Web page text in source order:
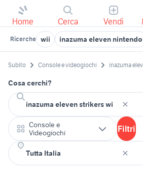
Home Cerca Vendi
Ricerche wii inazuma eleven nintendo
Subito Console e videogiochi inazuma
Cosa cerchi?
Console e
Videogiochi
Filtri